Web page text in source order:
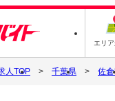
エリ
人TOP 千葉県 佐